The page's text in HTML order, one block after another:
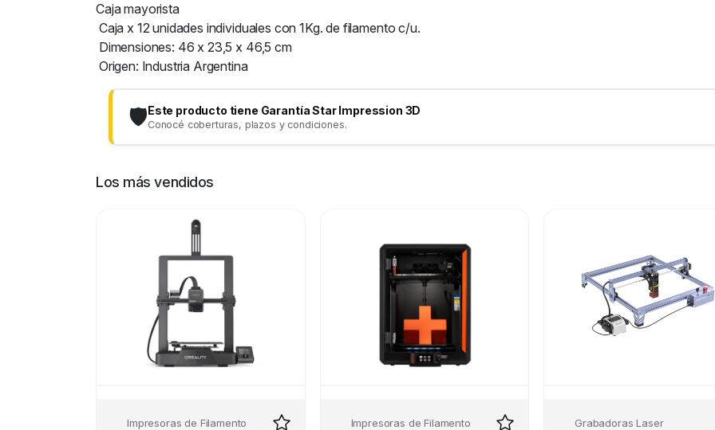
Caja mayorista
Caja x 12 unidades individuales con 1Kg. de filamento c/u.
Dimensiones: 46 x 23,5 x 46,5 cm
Origen: Industria Argentina
🛡️Este producto tiene Garantía Star Impression 3D
Conocé coberturas, plazos y condiciones.
Los más vendidos
Impresoras de Filamento Impresoras de Filamento Grabadoras Laser